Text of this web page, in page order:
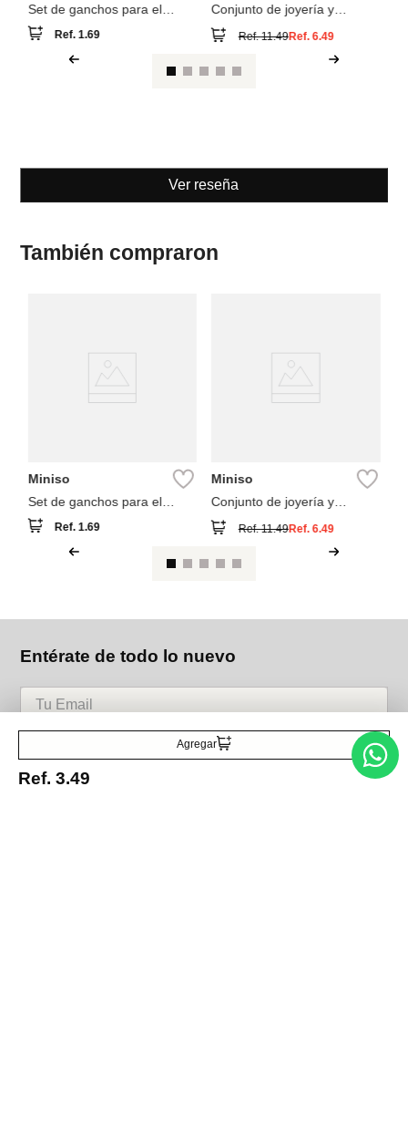
Agregar
Ref. 3.49
Set de ganchos para el
cabello 10 piezas
Ref.1.69
Conjunto de joyería y
Ref.11.49Ref. 6.49
Ver reseña
También compraron
Miniso
Set de ganchos para el
cabello 10 piezas
Ref.1.69
Miniso
Conjunto de joyería y
Ref.11.49Ref. 6.49
Entérate de todo lo nuevo
Acepto la política de tratamiento de datos personales Suscribirse